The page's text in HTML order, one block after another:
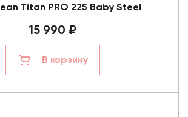
Titan PRO 225 Baby Steel
15 990 ₽
В корзину